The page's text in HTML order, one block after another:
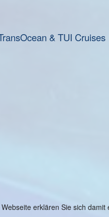
& TUI Cruises
erklären Sie sich